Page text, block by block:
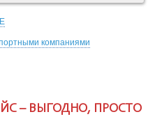
компаниями
– ВЫГОДНО, ПРОСТО